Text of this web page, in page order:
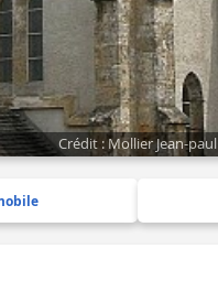
Crédit : Mollier Jean-paul